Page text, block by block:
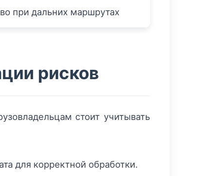
при дальних маршрутах
рисков
стоит учитывать
для корректной обработки.